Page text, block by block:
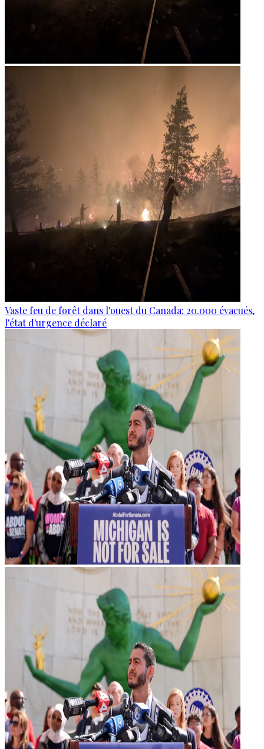
Vaste feu de forêt dans l'ouest du Canada: 20.000 évacués,
l'état d'urgence déclaré